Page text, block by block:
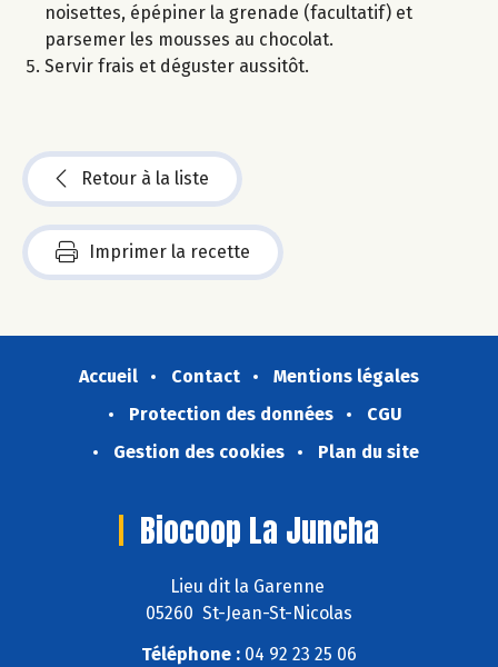
noisettes, épépiner la grenade (facultatif) et
parsemer les mousses au chocolat.
Servir frais et déguster aussitôt.
Retour à la liste
Imprimer la recette
Accueil Contact
Mentions légales
Protection des données
CGU
Gestion des cookies
Plan du site
Biocoop La Juncha
Lieu dit la Garenne
05260 St-Jean-St-Nicolas
Téléphone : 04 92 23 25 06